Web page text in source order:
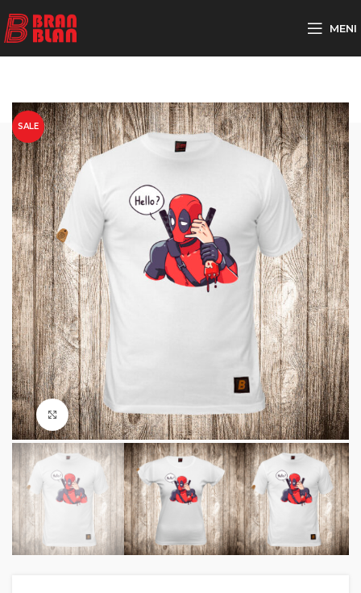
MENI
SALE
Click to enlarge